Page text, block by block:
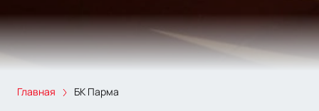
Главная БК Парма